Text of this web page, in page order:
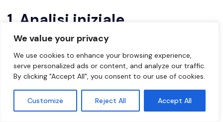
We value your privacy
We use cookies to enhance your browsing experience,
serve personalized ads or content, and analyze our traffic.
By clicking "Accept All", you consent to our use of cookies.
Customize Reject All Accept All
1. Analisi iniziale
La prima fase serve a comprendere il contesto
aziendale.
Si analizzano:
tipologia di prodotti;